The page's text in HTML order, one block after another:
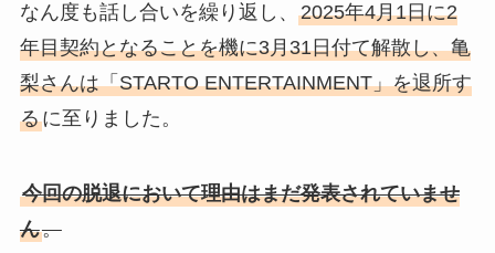
なん度も話し合いを繰り返し、 2025年4月1日に2
年目契約となることを機に3月31日付て解散し、亀
梨さんは「STARTO ENTERTAINMENT」を退所す
るに至りました。
今回の脱退において理由はまだ発表されていませ
ん。